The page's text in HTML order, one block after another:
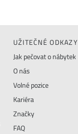
UŽITEČNÉ ODKAZY
Jak pečovat o nábytek
O nás
Volné pozice
Kariéra
Značky
FAQ